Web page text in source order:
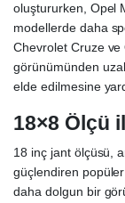
oluştururken, Opel
modellerde daha
Chevrolet Cruze
görünümünden
elde edilmesine
18×8 Ölçü
18 inç jant ölçüsü,
güçlendiren
daha dolgun bir